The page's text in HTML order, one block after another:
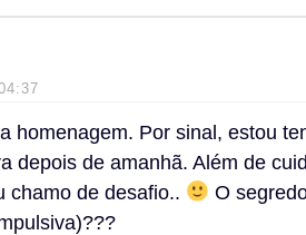
homenagem. Por sinal, estou
depois de amanhã. Além de
chamo de desafio..
O